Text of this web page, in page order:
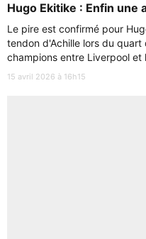
Hugo Ekitike : Enfin une
Le pire est confirmé pour
tendon d'Achille lors du
champions entre Liverpool et
15 avril 2026 à 16h15